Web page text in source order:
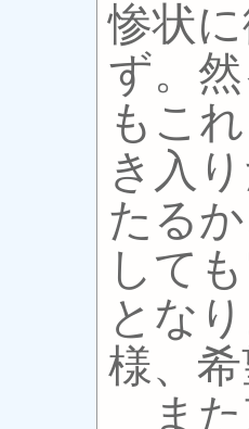
惨状
ず。
もこ
き入
たる
して
とな
様、
また